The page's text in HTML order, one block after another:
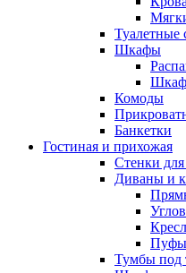
Туалетные
Шкафы
Комоды
Банкетки
Гостиная и прихожая
Стенки
Диваны и
Пуфы
Тумбы под